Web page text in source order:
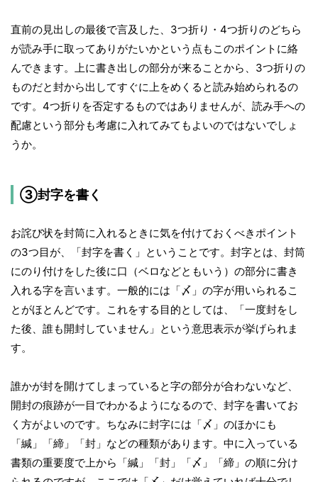
直前の見出しの最後で言及した、3つ折り・4つ折りのどちら
が読み手に取ってありがたいかという点もこのポイントに絡
んできます。上に書き出しの部分が来ることから、3つ折りの
ものだと封から出してすぐに上をめくると読み始められるの
です。4つ折りを否定するものではありませんが、読み手への
配慮という部分も考慮に入れてみてもよいのではないでしょ
うか。
③封字を書く
お詫び状を封筒に入れるときに気を付けておくべきポイント
の3つ目が、「封字を書く」ということです。封字とは、封筒
にのり付けをした後に口（ベロなどともいう）の部分に書き
入れる字を言います。一般的には「〆」の字が用いられるこ
とがほとんどです。これをする目的としては、「一度封をし
た後、誰も開封していません」という意思表示が挙げられま
す。
誰かが封を開けてしまっていると字の部分が合わないなど、
開封の痕跡が一目でわかるようになるので、封字を書いてお
く方がよいのです。ちなみに封字には「〆」のほかにも
「緘」「締」「封」などの種類があります。中に入っている
書類の重要度で上から「緘」「封」「〆」「締」の順に分け